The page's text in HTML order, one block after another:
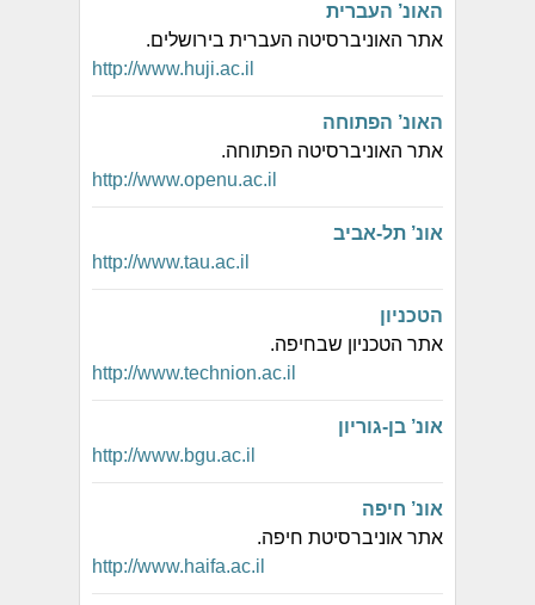
האונ’ העברית
אתר האוניברסיטה העברית בירושלים.
http://www.huji.ac.il
האונ’ הפתוחה
אתר האוניברסיטה הפתוחה.
http://www.openu.ac.il
אונ’ תל-אביב
http://www.tau.ac.il
הטכניון
אתר הטכניון שבחיפה.
http://www.technion.ac.il
אונ’ בן-גוריון
http://www.bgu.ac.il
אונ’ חיפה
אתר אוניברסיטת חיפה.
http://www.haifa.ac.il